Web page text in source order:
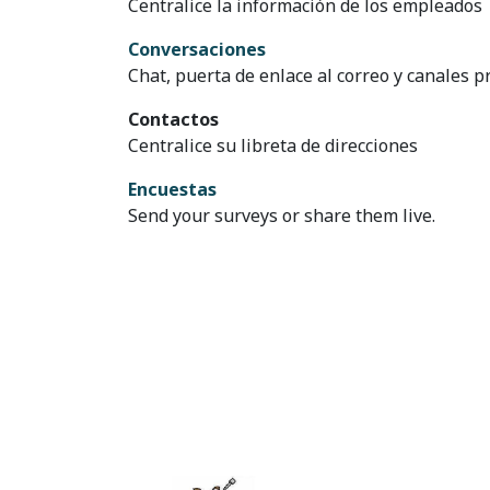
Centralice la información de los empleados
Conversaciones
Chat, puerta de enlace al correo y canales
Contactos
Centralice su libreta de direcciones
Encuestas
Send your surveys or share them live.